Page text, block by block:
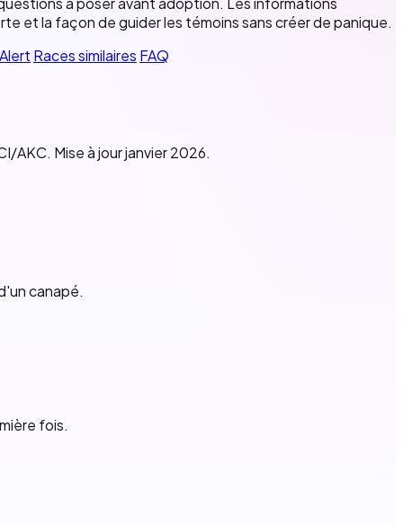
et la façon de guider les témoins sans créer de panique.
Races similaires FAQ
AKC. Mise à jour janvier 2026.
canapé.
fois.